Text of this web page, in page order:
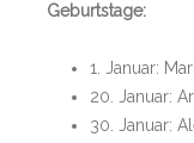
Geburtstage:
1. Januar:
20. Januar:
30. Januar: